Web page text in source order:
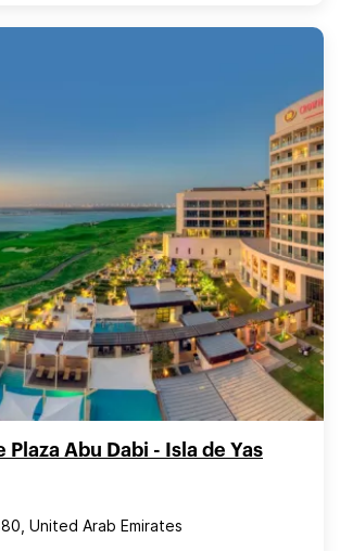
Plaza Abu Dabi - Isla de Yas
United Arab Emirates